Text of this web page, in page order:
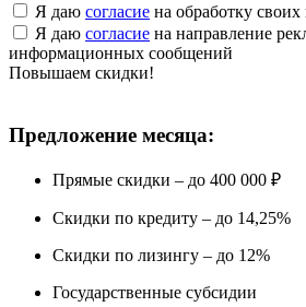
Я даю согласие на обработку
Я даю согласие на направление
информационных сообщений
Повышаем скидки!
Предложение месяца:
Прямые скидки – до 400 000 ₽
Скидки по кредиту – до 14,25%
Скидки по лизингу – до 12%
Государственные субсидии